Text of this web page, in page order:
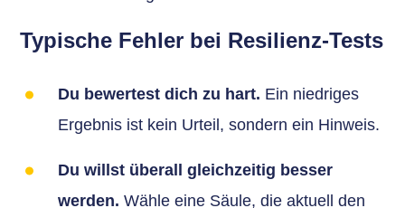
Typische Fehler bei Resilienz-Tests
Du bewertest dich zu hart. Ein niedriges
Ergebnis ist kein Urteil, sondern ein Hinweis.
Du willst überall gleichzeitig besser
werden. Wähle eine Säule, die aktuell den